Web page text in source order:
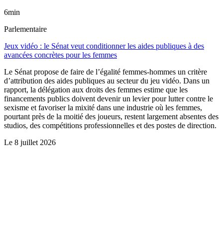
6min
Parlementaire
Jeux vidéo : le Sénat veut conditionner les aides publiques à des
avancées concrètes pour les femmes
Le Sénat propose de faire de l’égalité femmes-hommes un critère
d’attribution des aides publiques au secteur du jeu vidéo. Dans un
rapport, la délégation aux droits des femmes estime que les
financements publics doivent devenir un levier pour lutter contre le
sexisme et favoriser la mixité dans une industrie où les femmes,
pourtant près de la moitié des joueurs, restent largement absentes des
studios, des compétitions professionnelles et des postes de direction.
Le 8 juillet 2026